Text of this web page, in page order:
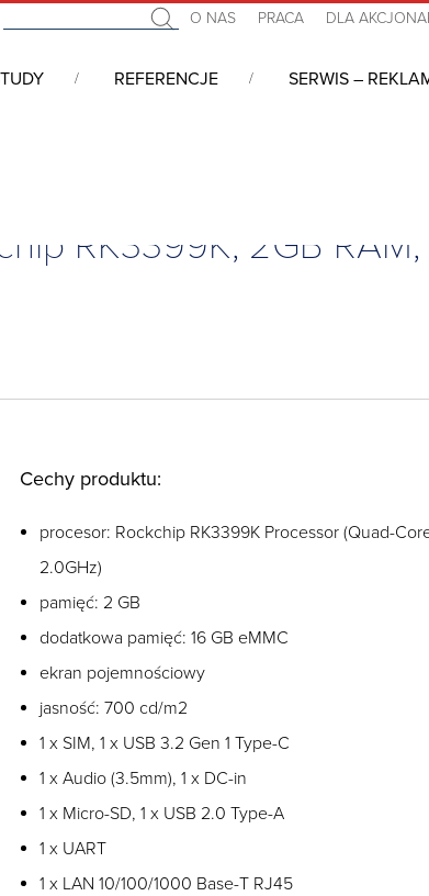
O NAS PRACA DLA
REFERENCJE SERWIS –
RK3399K, 2GB RAM,
Cechy produktu:
procesor: Rockchip RK3399K Processor (Quad-
2.0GHz)
pamięć: 2 GB
dodatkowa pamięć: 16 GB eMMC
ekran pojemnościowy
jasność: 700 cd/m2
1 x SIM, 1 x USB 3.2 Gen 1 Type-C
1 x Audio (3.5mm), 1 x DC-in
1 x Micro-SD, 1 x USB 2.0 Type-A
1 x UART
1 x LAN 10/100/1000 Base-T RJ45